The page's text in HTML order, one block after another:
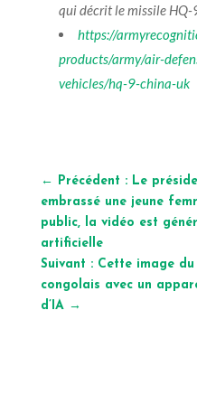
qui décrit le missile HQ-
https://
products/army/air-
vehicles/hq-9-china-uk
←
Précédent : Le
embrassé une jeune
public, la vidéo est
artificielle
Suivant : Cette image
congolais avec un
d’IA→